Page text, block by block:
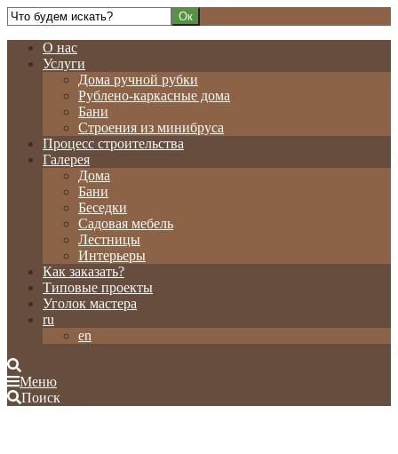
О нас
Услуги
Дома ручной рубки
Рублено-каркасные дома
Бани
Строения из минибруса
Процесс строительства
Галерея
Дома
Бани
Беседки
Садовая мебель
Лестницы
Интерьеры
Как заказать?
Типовые проекты
Уголок мастера
ru
en
Меню
Поиск